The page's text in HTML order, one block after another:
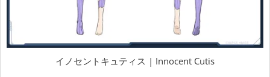
イノセントキュティス | Innocent Cutis